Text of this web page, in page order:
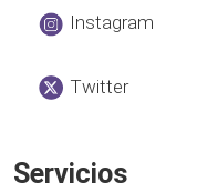
Instagram
Twitter
Servicios